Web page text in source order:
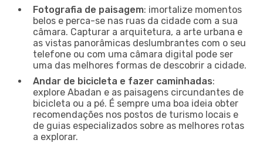
Fotografia de paisagem: imortalize momentos
belos e perca-se nas ruas da cidade com a sua
câmara. Capturar a arquitetura, a arte urbana e
as vistas panorâmicas deslumbrantes com o seu
telefone ou com uma câmara digital pode ser
uma das melhores formas de descobrir a cidade.
Andar de bicicleta e fazer caminhadas:
explore Abadan e as paisagens circundantes de
bicicleta ou a pé. É sempre uma boa ideia obter
recomendações nos postos de turismo locais e
de guias especializados sobre as melhores rotas
a explorar.